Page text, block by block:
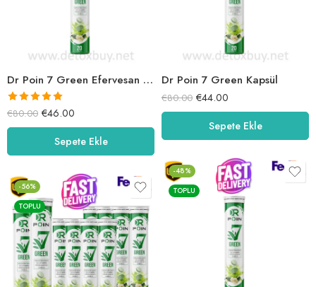
Dr Poin 7 Green Efervesan Tablet
5 üzerinden
5.00oy aldı
€80.00 €46.00
Sepete Ekle
Dr Poin 7 Green Kapsül
€80.00 €44.00
Sepete Ekle
-48%
TOPLU
-56%
TOPLU